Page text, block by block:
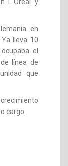
en
lleva 10
el
línea de
que
cargo.